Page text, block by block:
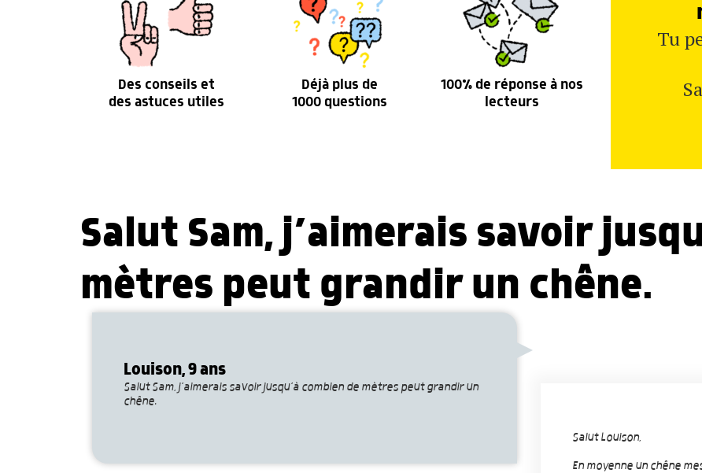
Des conseils et
des astuces utiles
Déjà plus de
1000 questions
100% de réponse à nos
lecteurs
Tu
Salut Sam, j’aimerais savoir
mètres peut grandir un chêne.
Louison, 9 ans
Salut Sam, j’aimerais savoir jusqu’à combien de mètres peut grandir un
chêne.
Salut Louison,
En moyenne un chêne